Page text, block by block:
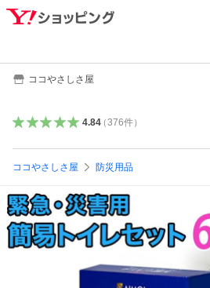
ココやさしさ屋
4.84（376件）
ココやさしさ屋 防災用品